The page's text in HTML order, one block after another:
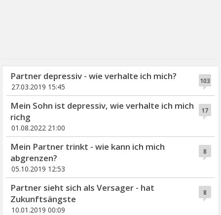
103
Partner depressiv - wie verhalte ich mich?
27.03.2019 15:45
17
Mein Sohn ist depressiv, wie verhalte ich mich
richg
01.08.2022 21:00
8
Mein Partner trinkt - wie kann ich mich
abgrenzen?
05.10.2019 12:53
8
Partner sieht sich als Versager - hat
Zukunftsängste
10.01.2019 00:09